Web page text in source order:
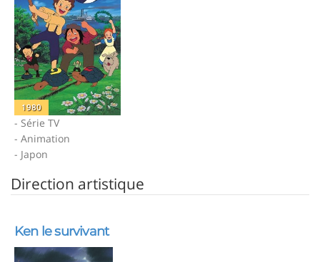
1980
- Série TV
- Animation
- Japon
Direction artistique
Ken le survivant